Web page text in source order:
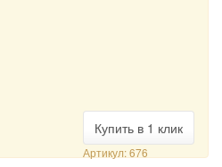
Купить в 1 клик
Артикул: 676